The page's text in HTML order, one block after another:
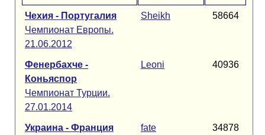
Чехия - Португалия
Чемпионат Европы.
21.06.2012
Sheikh 58664
Фенербахче -
Коньяспор
Чемпионат Турции.
27.01.2014
Leoni 40936
Украина - Франция
fate 34878